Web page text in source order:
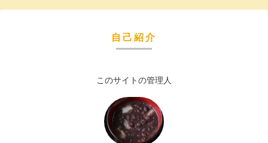
自己紹介
このサイトの管理人